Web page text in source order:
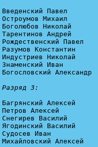
Введенский Павел
Остроумов Михаил
Боголюбов Николай
Тарентинов Андрей
Рождественский Павел
Разумов Константин
Индустриев Николай
Знаменский Иван
Богословский Александр
Разряд 3:
Багрянский Алексей
Петров Алексей
Снегирев Василий
Ягодинский Василий
Судосев Иван
Михайловский Алексей